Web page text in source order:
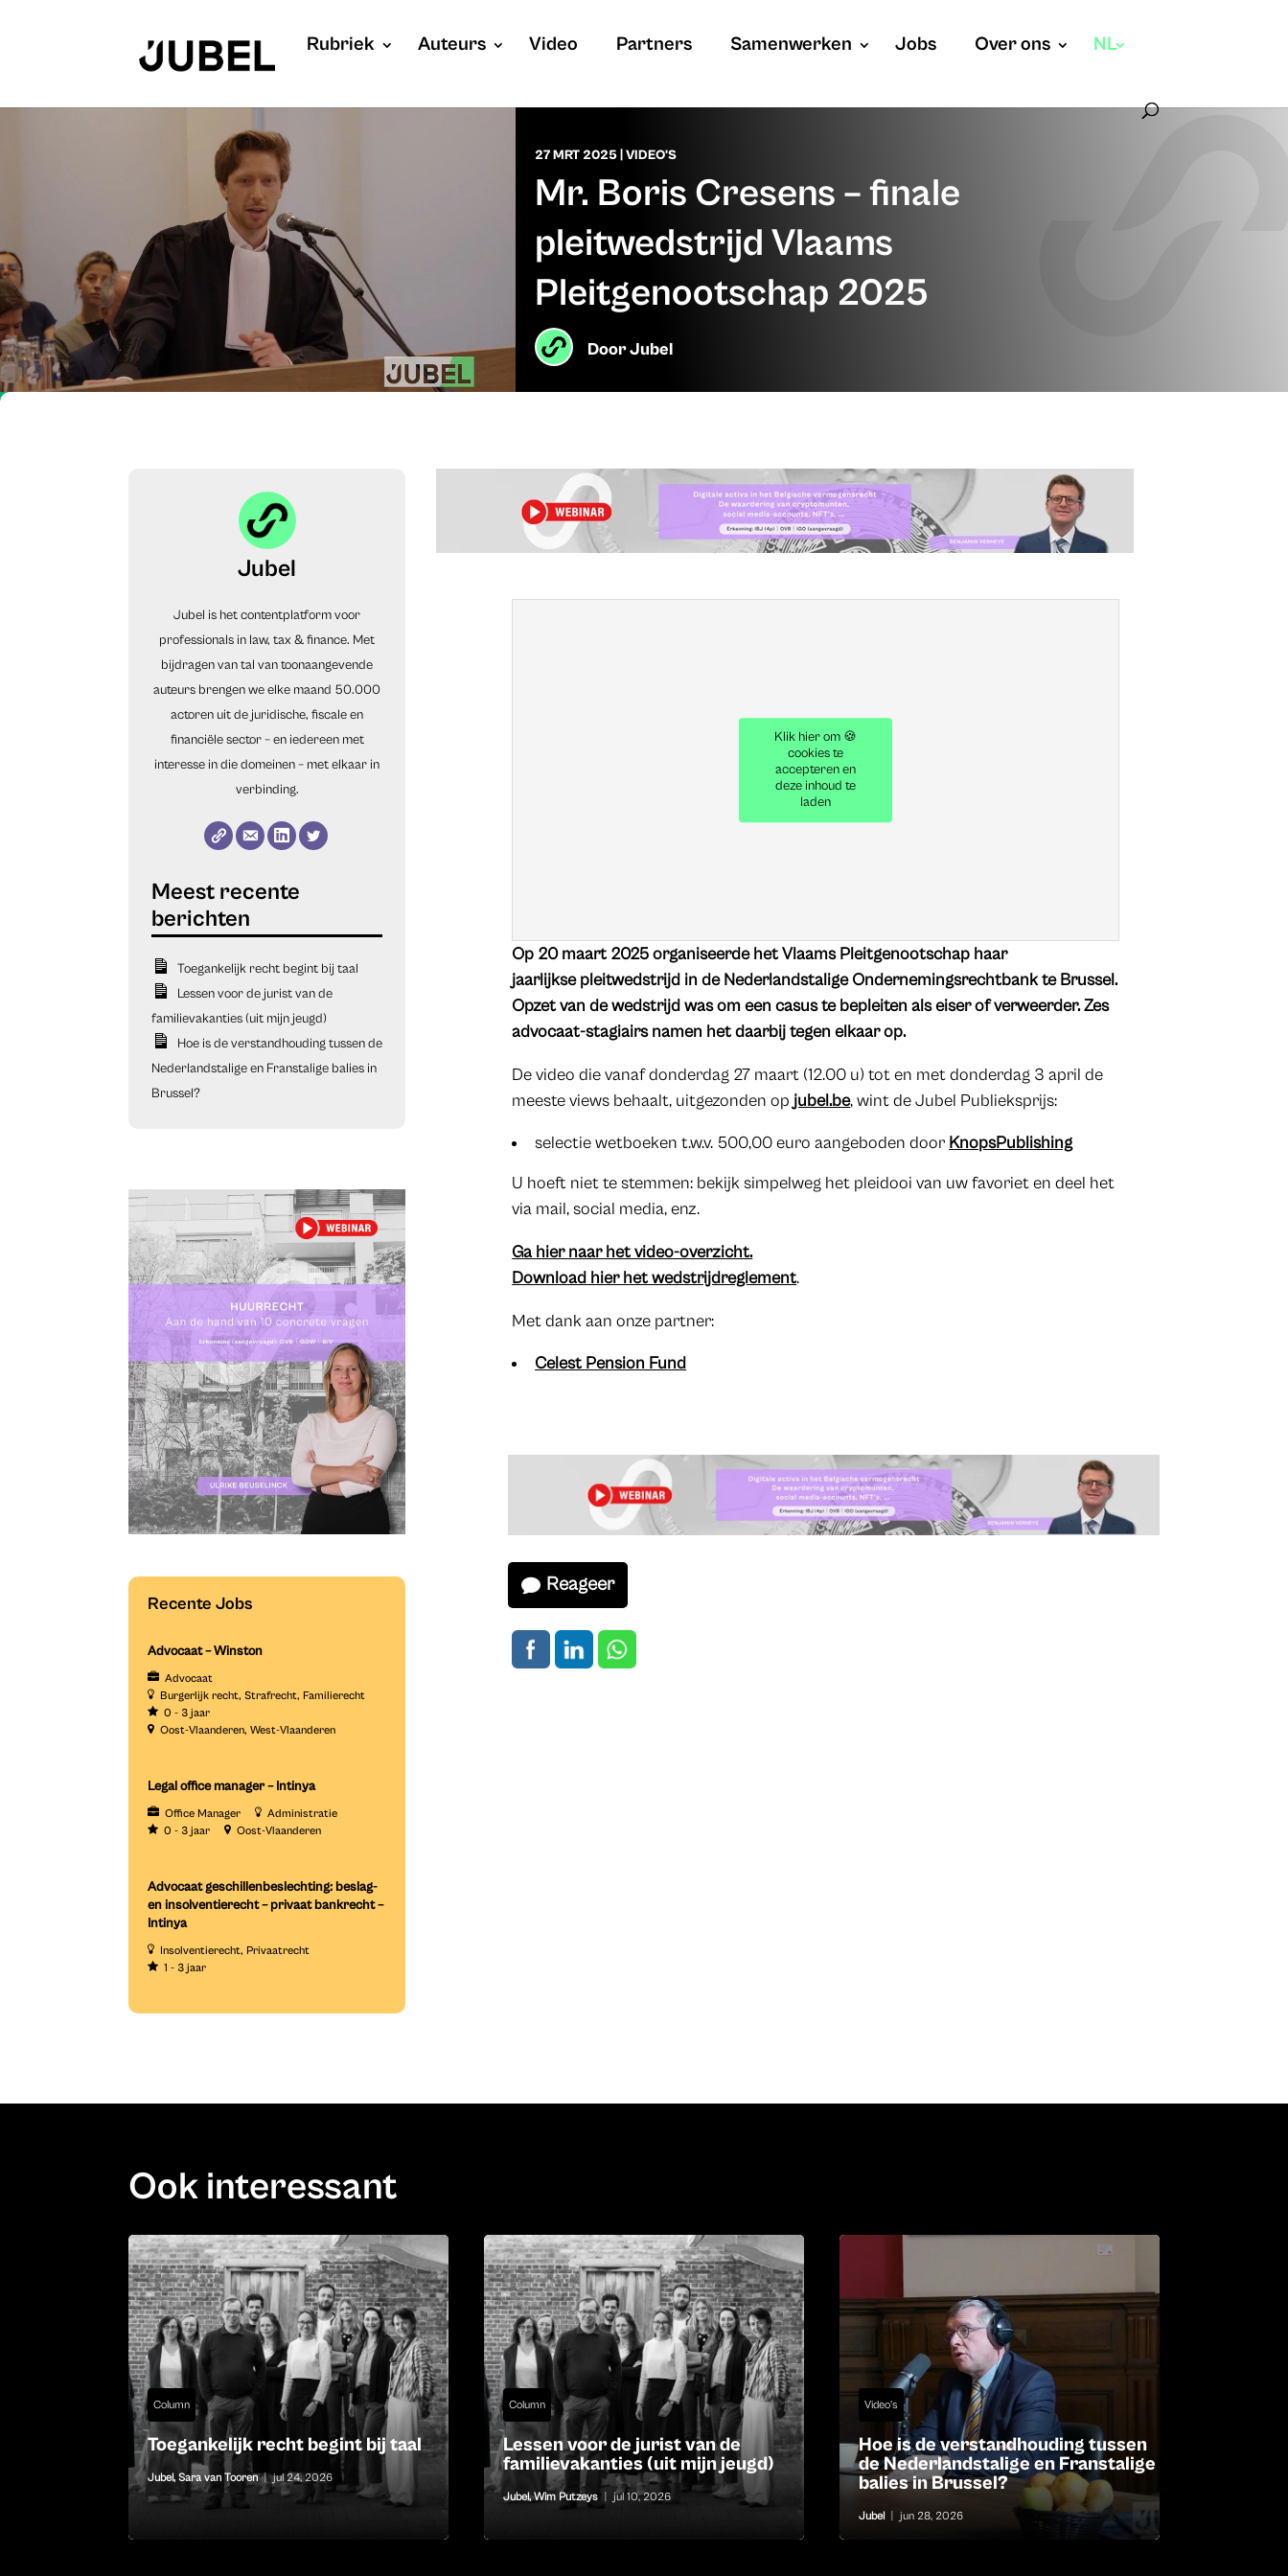
Rubriek Auteurs Video Partners Samenwerken Jobs Over ons NL
27 MRT 2025| VIDEO'S
Mr. Boris Cresens – finale
pleitwedstrijd Vlaams
Pleitgenootschap 2025
DoorJubel
Jubel
Jubel is het contentplatform voor
professionals in law, tax & finance. Met
bijdragen van tal van toonaangevende
auteurs brengen we elke maand 50.000
actoren uit de juridische, fiscale en
financiële sector – en iedereen met
interesse in die domeinen – met elkaar in
verbinding.
Toegankelijk recht begint bij taal
Lessen voor de jurist van de
familievakanties (uit mijn jeugd)
Hoe is de verstandhouding tussen de
Nederlandstalige en Franstalige balies in
Brussel?
Recente Jobs
Advocaat – Winston
Advocaat
Burgerlijk recht Strafrecht Familierecht
0 - 3 jaar
Oost-Vlaanderen West-Vlaanderen
Legal office manager – Intinya
Office Manager
Administratie
0 - 3 jaar
Oost-Vlaanderen
Advocaat geschillenbeslechting: beslag-
en insolventierecht – privaat bankrecht –
Intinya
Insolventierecht Privaatrecht
1 - 3 jaar
Klik hier om 🍪
cookies te
accepteren en
deze inhoud te
laden
Op 20 maart 2025 organiseerde het Vlaams Pleitgenootschap haar
jaarlijkse pleitwedstrijd in de Nederlandstalige Ondernemingsrechtbank te Brussel.
Opzet van de wedstrijd was om een casus te bepleiten als eiser of verweerder. Zes
advocaat-stagiairs namen het daarbij tegen elkaar op.
De video die vanaf donderdag 27 maart (12.00 u) tot en met donderdag 3 april de
meeste views behaalt, uitgezonden op jubel.be, wint de Jubel Publieksprijs:
selectie wetboeken t.w.v. 500,00 euro aangeboden door KnopsPublishing
U hoeft niet te stemmen: bekijk simpelweg het pleidooi van uw favoriet en deel het
via mail, social media, enz.
Ga hier naar het video-overzicht.
Download hier het wedstrijdreglement.
Met dank aan onze partner:
Celest Pension Fund
Reageer
Ook interessant
Column
Toegankelijk recht begint bij taal
Jubel,Sara van Tooren | jul 24, 2026
Column
Lessen voor de jurist van de
familievakanties (uit mijn jeugd)
Jubel,Wim Putzeys jul 10, 2026
Video's
Hoe is de verstandhouding tussen
de Nederlandstalige en Franstalige
balies in Brussel?
Jubel jun 28, 2026